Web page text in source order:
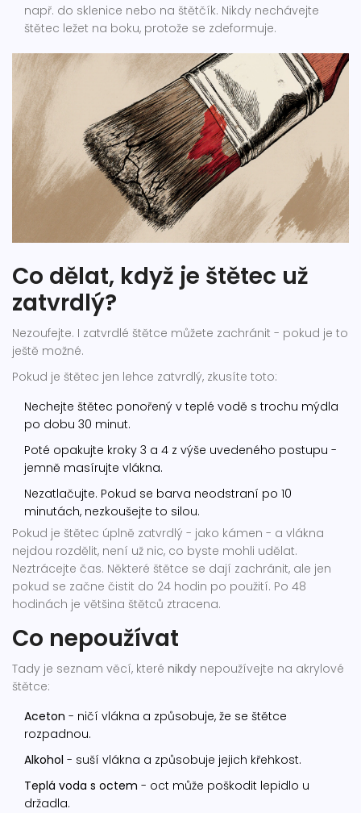
např. do sklenice nebo na štětčík. Nikdy nechávejte
štětec ležet na boku, protože se zdeformuje.
Co dělat, když je štětec už
zatvrdlý?
Nezoufejte. I zatvrdlé štětce můžete zachránit - pokud je to
ještě možné.
Pokud je štětec jen lehce zatvrdlý, zkusíte toto:
Nechejte štětec ponořený v teplé vodě s trochu mýdla
po dobu 30 minut.
Poté opakujte kroky 3 a 4 z výše uvedeného postupu -
jemně masírujte vlákna.
Nezatlačujte. Pokud se barva neodstraní po 10
minutách, nezkoušejte to silou.
Pokud je štětec úplně zatvrdlý - jako kámen - a vlákna
nejdou rozdělit, není už nic, co byste mohli udělat.
Neztrácejte čas. Některé štětce se dají zachránit, ale jen
pokud se začne čistit do 24 hodin po použití. Po 48
hodinách je většina štětců ztracena.
Co nepoužívat
Tady je seznam věcí, které nikdy nepoužívejte na akrylové
štětce:
Aceton - ničí vlákna a způsobuje, že se štětce
rozpadnou.
Alkohol - suší vlákna a způsobuje jejich křehkost.
Teplá voda s octem - oct může poškodit lepidlo u
držadla.